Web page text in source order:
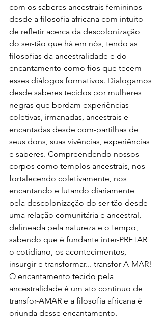
com os saberes ancestrais femininos
desde a filosofia africana com intuito
de refletir acerca da descolonização
do ser-tão que há em nós, tendo as
filosofias da ancestralidade e do
encantamento como fios que tecem
esses diálogos formativos. Dialogamos
desde saberes tecidos por mulheres
negras que bordam experiências
coletivas, irmanadas, ancestrais e
encantadas desde com-partilhas de
seus dons, suas vivências, experiências
e saberes. Compreendendo nossos
corpos como templos ancestrais, nos
fortalecendo coletivamente, nos
encantando e lutando diariamente
pela descolonização do ser-tão desde
uma relação comunitária e ancestral,
delineada pela natureza e o tempo,
sabendo que é fundante inter-PRETAR
o cotidiano, os acontecimentos,
insurgir e transformar... transfor-A-MAR!
O encantamento tecido pela
ancestralidade é um ato contínuo de
transfor-AMAR e a filosofia africana é
oriunda desse encantamento.